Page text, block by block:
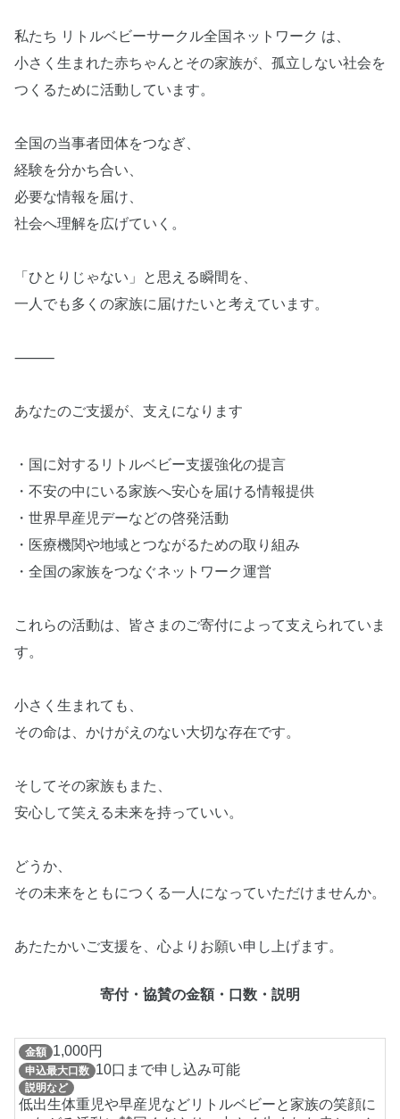
私たち リトルベビーサークル全国ネットワーク は、
小さく生まれた赤ちゃんとその家族が、孤立しない社会を
つくるために活動しています。
全国の当事者団体をつなぎ、
経験を分かち合い、
必要な情報を届け、
社会へ理解を広げていく。
「ひとりじゃない」と思える瞬間を、
一人でも多くの家族に届けたいと考えています。
⸻
あなたのご支援が、支えになります
・国に対するリトルベビー支援強化の提言
・不安の中にいる家族へ安心を届ける情報提供
・世界早産児デーなどの啓発活動
・医療機関や地域とつながるための取り組み
・全国の家族をつなぐネットワーク運営
これらの活動は、皆さまのご寄付によって支えられていま
す。
小さく生まれても、
その命は、かけがえのない大切な存在です。
そしてその家族もまた、
安心して笑える未来を持っていい。
どうか、
その未来をともにつくる一人になっていただけませんか。
あたたかいご支援を、心よりお願い申し上げます。
寄付・協賛の金額・口数・説明
金額 1,000円
申込最大口数 10口まで申し込み可能
説明など
低出生体重児や早産児などリトルベビーと家族の笑顔に